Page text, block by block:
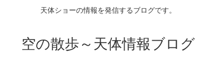
天体ショーの情報を発信するブログです。
空の散歩～天体情報ブログ